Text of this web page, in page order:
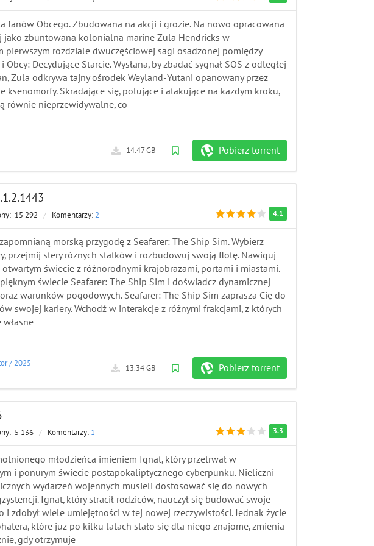
fanów Obcego. Zbudowana na akcji i grozie. Na nowo opracowana
jako zbuntowana kolonialna marine Zula Hendricks w
pierwszym rozdziale dwuczęściowej sagi osadzonej pomiędzy
Decydujące Starcie. Wysłana, by zbadać sygnał SOS z odległej
Zula odkrywa tajny ośrodek Weyland-Yutani opanowany przez
ksenomorfy. Skradające się, polujące i atakujące na każdym kroku,
równie nieprzewidywalne, co
Pobierz torrent
14.47 GB
4.1
15 292 / Komentarzy: 2
morską przygodę z Seafarer: The Ship Sim. Wybierz
przejmij stery różnych statków i rozbudowuj swoją flotę. Nawiguj
otwartym świecie z różnorodnymi krajobrazami, portami i miastami.
świecie Seafarer: The Ship Sim i doświadcz dynamicznej
warunków pogodowych. Seafarer: The Ship Sim zaprasza Cię do
swojej kariery. Wchodź w interakcje z różnymi frakcjami, z których
Pobierz torrent
13.34 GB
/ 2025
3.3
5 136 / Komentarzy: 1
młodzieńca imieniem Ignat, który przetrwał w
i ponurym świecie postapokaliptycznego cyberpunku. Nieliczni
wydarzeń wojennych musieli dostosować się do nowych
Ignat, który stracił rodziców, nauczył się budować swoje
i zdobył wiele umiejętności w tej nowej rzeczywistości. Jednak życie
które już po kilku latach stało się dla niego znajome, zmienia
gdy otrzymuje